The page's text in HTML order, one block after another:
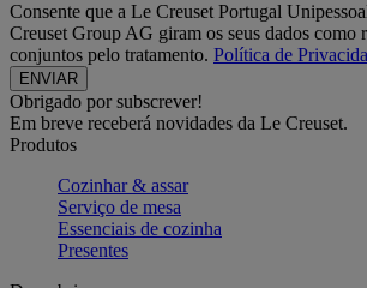
Consente que a Le Creuset Portugal
Creuset Group AG giram os seus dados como
conjuntos pelo tratamento. Política de
Obrigado por subscrever!
Em breve receberá novidades da Le Creuset.
Produtos
Cozinhar & assar
Serviço de mesa
Essenciais de cozinha
Presentes